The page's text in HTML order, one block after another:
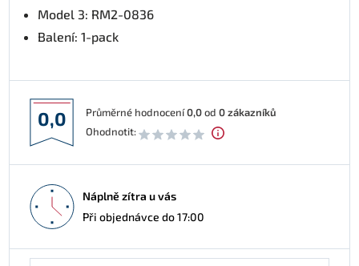
Model 3: RM2-0836
Balení: 1-pack
0,0 Průměrné hodnocení0,0od 0zákazníků
Ohodnotit:
Náplně zítra u vás
Při objednávce do 17:00